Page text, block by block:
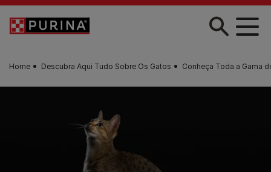
Skip to main content
Home Descubra Aqui Tudo Sobre Os Gatos Conheça Toda a Gama